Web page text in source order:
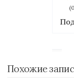
Похожие